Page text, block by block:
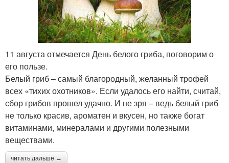
11 августа отмечается День белого гриба, поговорим о
его пользе.
Белый гриб – самый благородный, желанный трофей
всех «тихих охотников». Если удалось его найти, считай,
сбор грибов прошел удачно. И не зря – ведь белый гриб
не только красив, ароматен и вкусен, но также богат
витаминами, минералами и другими полезными
веществами.
читать дальше →